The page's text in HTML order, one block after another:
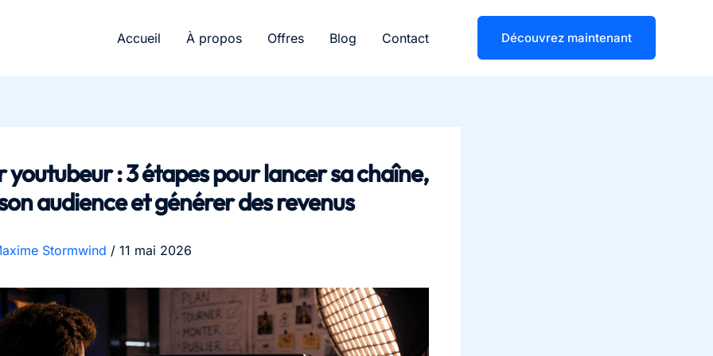
Accueil À propos Offres Blog Contact Découvrez maintenant
youtubeur : 3 étapes pour lancer sa chaîne,
audience et générer des revenus
Stormwind / 11 mai 2026